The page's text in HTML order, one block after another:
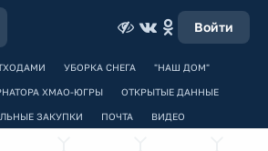
Войти
УБОРКА СНЕГА "НАШ ДОМ"
ХМАО-ЮГРЫ ОТКРЫТЫЕ ДАННЫЕ
ЗАКУПКИ ПОЧТА ВИДЕО